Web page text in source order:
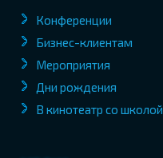
Конференции
Бизнес-клиентам
Мероприятия
Дни рождения
В кинотеатр со школой